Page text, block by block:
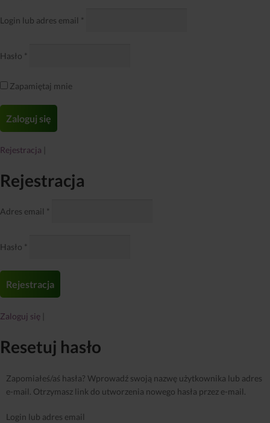
Login lub adres email *
Hasło *
Zapamiętaj mnie
Rejestracja
Rejestracja
Adres email *
Hasło *
Zaloguj się
Resetuj hasło
Zapomiałeś/aś hasła? Wprowadź swoją nazwę użytkownika lub adres
e-mail. Otrzymasz link do utworzenia nowego hasła przez e-mail.
Login lub adres email